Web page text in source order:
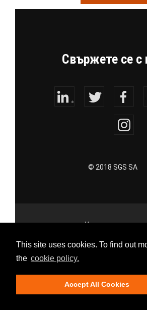
This site uses cookies. To find out
the cookie policy.
Accept All Cookies
Свържете се с
© 2018 SGS SA
Условия за